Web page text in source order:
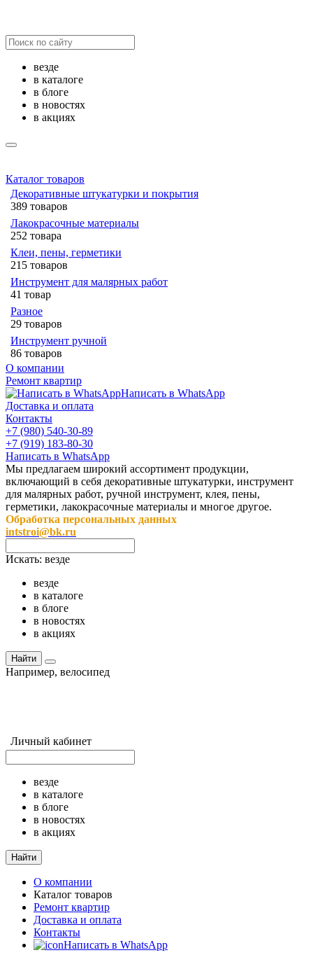
везде
в каталоге
в блоге
в новостях
в акциях
Каталог товаров
Декоративные штукатурки и покрытия
389 товаров
Лакокрасочные материалы
252 товара
Клеи, пены, герметики
215 товаров
Инструмент для малярных работ
41 товар
Разное
29 товаров
Инструмент ручной
86 товаров
О компании
Ремонт квартир
Написать в WhatsApp
Доставка и оплата
Контакты
+7 (980) 540-30-89
+7 (919) 183-80-30
Написать в WhatsApp
Мы предлагаем широкий ассортимент продукции,
включающий в себя декоративные штукатурки, инструмент
для малярных работ, ручной инструмент, клея, пены,
герметики, лакокрасочные материалы и многое другое.
Обработка персональных данных
intstroi@bk.ru
Искать: везде
везде
в каталоге
в блоге
в новостях
в акциях
Найти
Например, велосипед
Личный кабинет
везде
в каталоге
в блоге
в новостях
в акциях
Найти
О компании
Каталог товаров
Ремонт квартир
Доставка и оплата
Контакты
Написать в WhatsApp